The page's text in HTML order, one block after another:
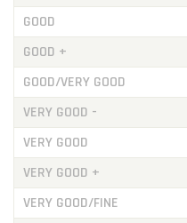
GOOD
GOOD +
GOOD/VERY GOOD
VERY GOOD -
VERY GOOD
VERY GOOD +
VERY GOOD/FINE